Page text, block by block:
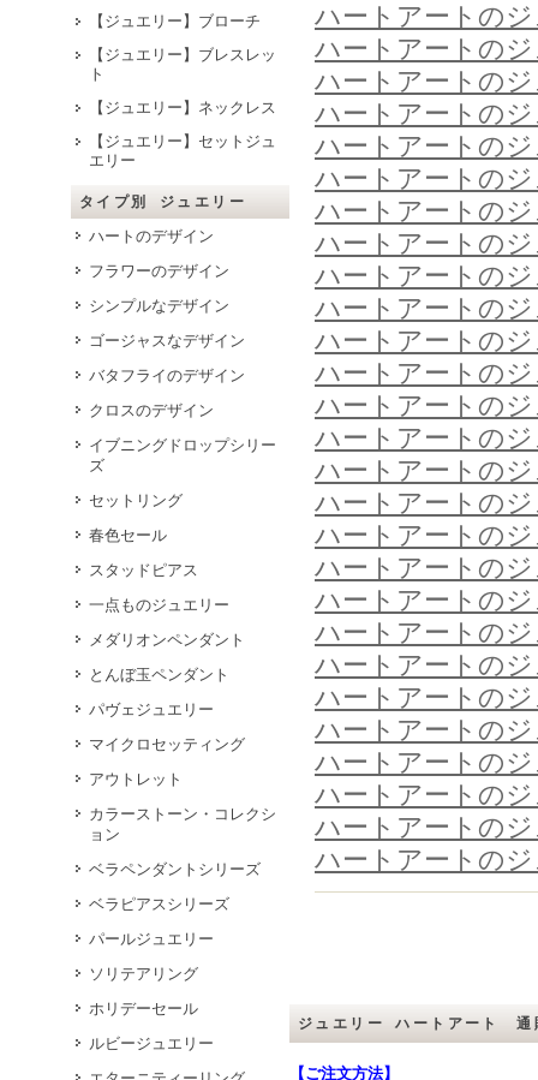
【ジュエリー】ブローチ
【ジュエリー】ブレスレッ
ト
【ジュエリー】ネックレス
【ジュエリー】セットジュ
エリー
タイプ別 ジュエリー
ハートのデザイン
フラワーのデザイン
シンプルなデザイン
ゴージャスなデザイン
バタフライのデザイン
クロスのデザイン
イブニングドロップシリー
ズ
セットリング
春色セール
スタッドピアス
一点ものジュエリー
メダリオンペンダント
とんぼ玉ペンダント
パヴェジュエリー
マイクロセッティング
アウトレット
カラーストーン・コレクシ
ョン
ベラペンダントシリーズ
ベラピアスシリーズ
パールジュエリー
ソリテアリング
ホリデーセール
ルビージュエリー
ハートアートの
ハートアートの
ハートアートの
ハートアートの
ハートアートの
ハートアートの
ハートアートの
ハートアートの
ハートアートの
ハートアートの
ハートアートの
ハートアートの
ハートアートの
ハートアートの
ハートアートの
ハートアートの
ハートアートの
ハートアートの
ハートアートの
ハートアートの
ハートアートの
ハートアートの
ハートアートの
ハートアートの
ハートアートの
ハートアートの
ハートアートの
ジュエリー ハートアート 通
【ご注文方法】